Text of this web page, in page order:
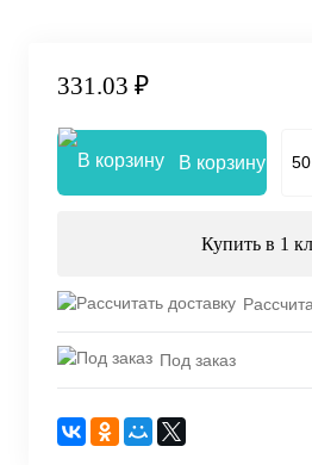
331.03 ₽
В корзину
Купить в 1
Под заказ